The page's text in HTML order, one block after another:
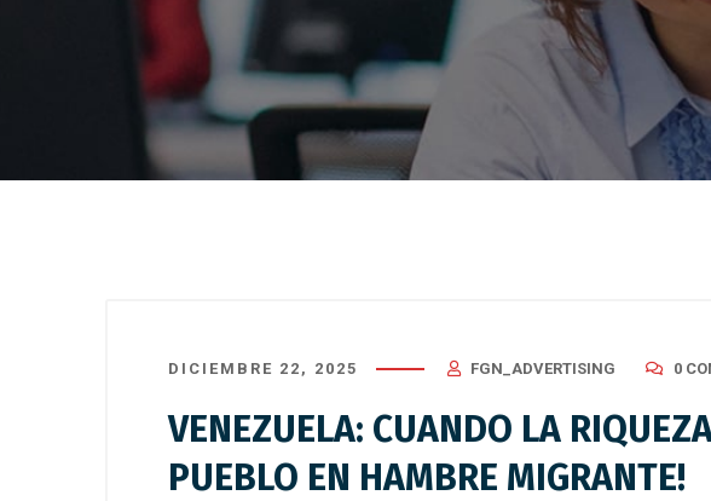
DICIEMBRE 22, 2025 FGN_ADVERTISING 0
VENEZUELA: CUANDO LA
PUEBLO EN HAMBRE MIGRANTE!